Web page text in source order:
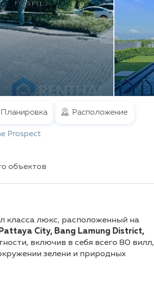
Планировка Расположение
Prospect
объектов
класса люкс, расположенный на
City, Bang Lamung District,
включив в себя всего 80 вилл,
зелени и природных